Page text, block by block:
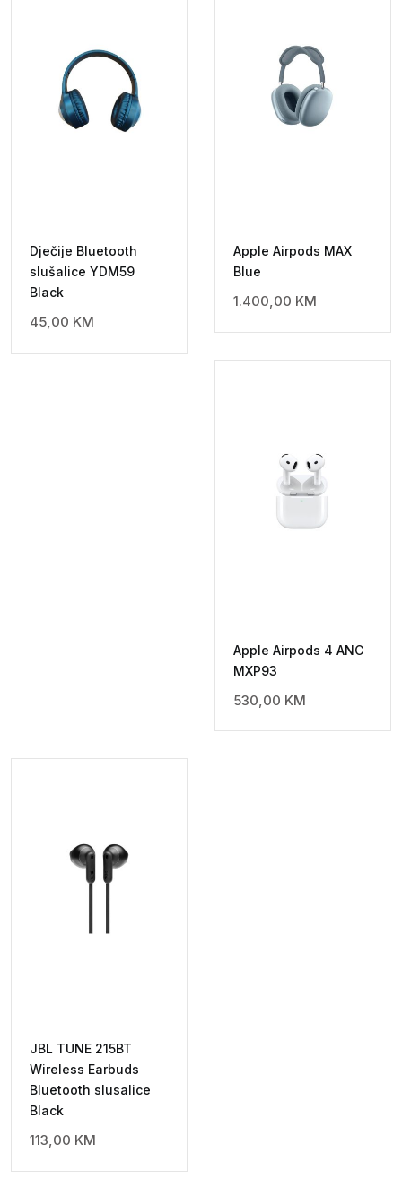
Dječije Bluetooth
slušalice YDM59
Black
45,00 KM
Apple Airpods MAX
Blue
1.400,00 KM
Apple Airpods 4 ANC
MXP93
530,00 KM
JBL TUNE 215BT
Wireless Earbuds
Bluetooth slusalice
Black
113,00 KM